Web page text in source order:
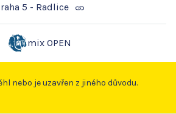
5 - Radlice
mix OPEN
nebo je uzavřen z jiného důvodu.